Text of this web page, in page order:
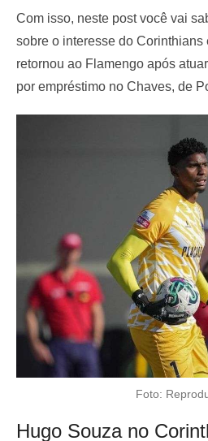
Com isso, neste post você vai
sobre o interesse do Corinthians
retornou ao Flamengo após
por empréstimo no Chaves, de
Foto:
Hugo Souza no